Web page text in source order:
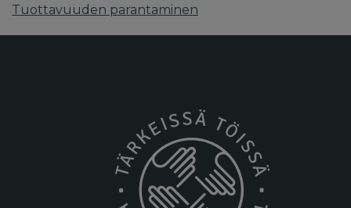
Tuottavuuden parantaminen